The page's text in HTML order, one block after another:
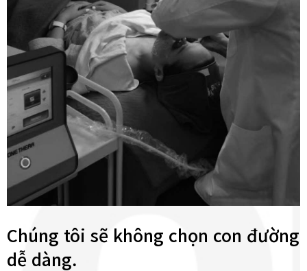
Chúng tôi sẽ không chọn con đường
dễ dàng.